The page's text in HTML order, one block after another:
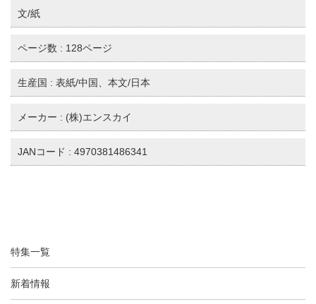
文/紙
ページ数 : 128ページ
生産国 : 表紙/中国、本文/日本
メーカー : (株)エンスカイ
JANコード : 4970381486341
特集一覧
新着情報